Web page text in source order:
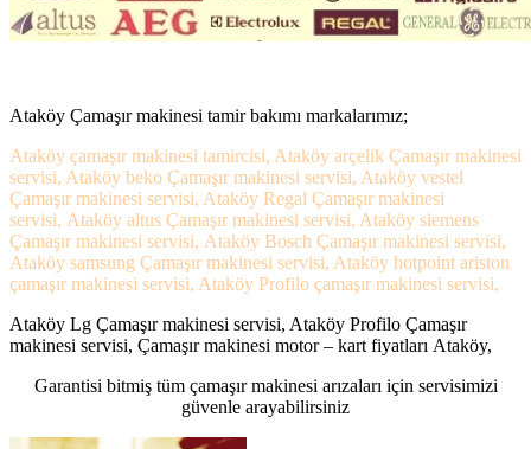
Ataköy Çamaşır makinesi tamir bakımı markalarımız;
Ataköy çamaşır makinesi tamircisi, Ataköy arçelik Çamaşır makinesi
servisi, Ataköy beko Çamaşır makinesi servisi, Ataköy vestel
Çamaşır makinesi servisi, Ataköy Regal Çamaşır makinesi
servisi, Ataköy altus Çamaşır makinesi servisi, Ataköy siemens
Çamaşır makinesi servisi, Ataköy Bosch Çamaşır makinesi servisi,
Ataköy samsung Çamaşır makinesi servisi, Ataköy hotpoint ariston
çamaşır makinesi servisi, Ataköy Profilo çamaşır makinesi servisi,
Ataköy Lg Çamaşır makinesi servisi, Ataköy Profilo Çamaşır
makinesi servisi, Çamaşır makinesi motor – kart fiyatları Ataköy,
Garantisi bitmiş tüm çamaşır makinesi arızaları için servisimizi
güvenle arayabilirsiniz